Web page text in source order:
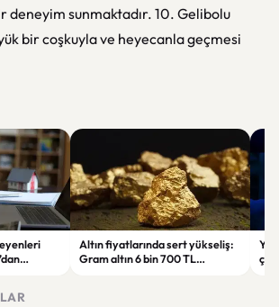
deneyim sunmaktadır. 10. Gelibolu
bir coşkuyla ve heyecanla geçmesi
Altın fiyatlarında sert yükseliş:
Gram altın 6 bin 700 TL